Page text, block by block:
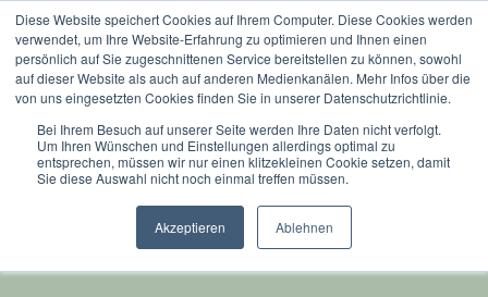
Diese Website speichert Cookies auf Ihrem Computer. Diese Cookies werden
verwendet, um Ihre Website-Erfahrung zu optimieren und Ihnen einen
persönlich auf Sie zugeschnittenen Service bereitstellen zu können, sowohl
auf dieser Website als auch auf anderen Medienkanälen. Mehr Infos über die
von uns eingesetzten Cookies finden Sie in unserer Datenschutzrichtlinie.
Bei Ihrem Besuch auf unserer Seite werden Ihre Daten nicht verfolgt.
Um Ihren Wünschen und Einstellungen allerdings optimal zu
entsprechen, müssen wir nur einen klitzekleinen Cookie setzen, damit
Sie diese Auswahl nicht noch einmal treffen müssen.
Akzeptieren Ablehnen
No posts available